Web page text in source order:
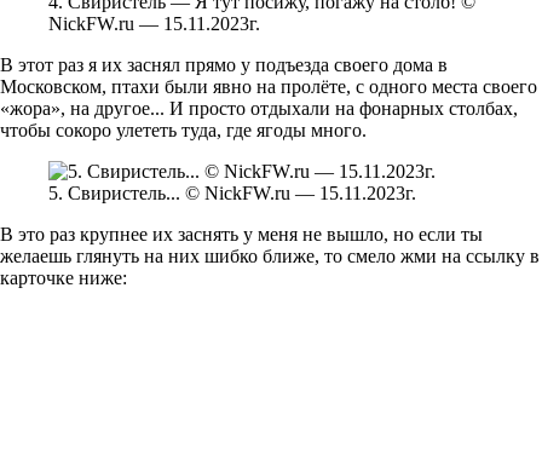
NickFW.ru — 15.11.2023г.
В этот раз я их заснял прямо у подъезда своего дома в
Московском, птахи были явно на пролёте, с одного места своего
«жора», на другое... И просто отдыхали на фонарных столбах,
чтобы сокоро улететь туда, где ягоды много.
5. Свиристель... © NickFW.ru — 15.11.2023г.
В это раз крупнее их заснять у меня не вышло, но если ты
желаешь глянуть на них шибко ближе, то смело жми на ссылку в
карточке ниже: